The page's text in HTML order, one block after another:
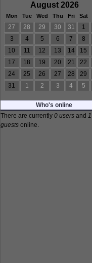
August 2026
Mon Tue Wed Thu Fri Sat
27 28 29 30 31 1
3
4 5 6 7 8
10
11 12 13 14 15
17
18 19 20 21 22
24
25 26 27 28 29
31
1 2 3 4 5
Who's online
There are currently 0 users and
guests online.